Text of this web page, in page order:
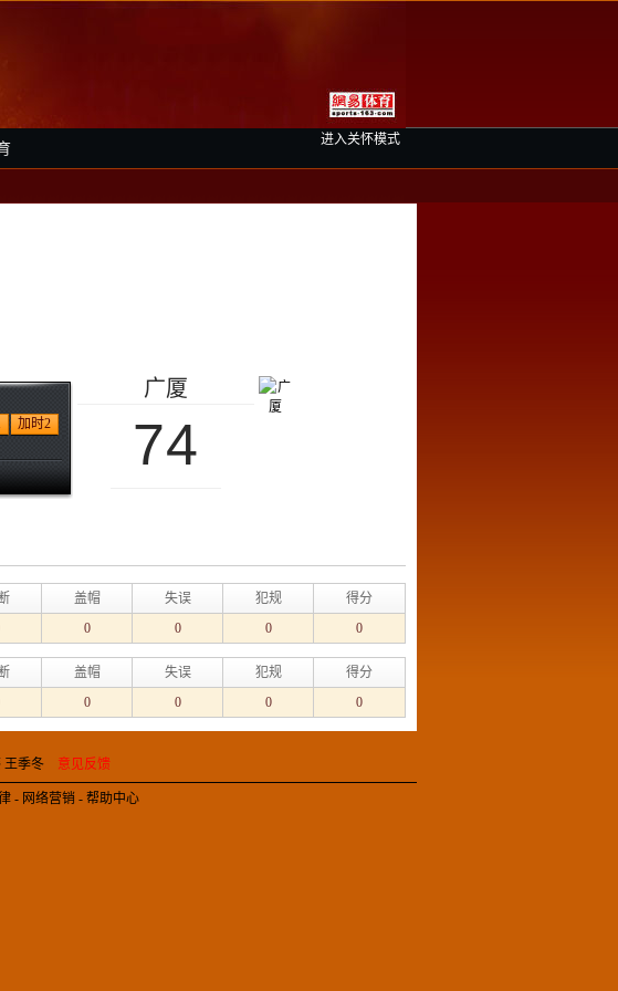
进入关怀模式
加时2
广厦
74
盖帽 失误 犯规
得分
0 0 0 0
盖帽 失误 犯规
得分
0 0 0 0
王季冬 意见反馈
- 网络营销 - 帮助中心